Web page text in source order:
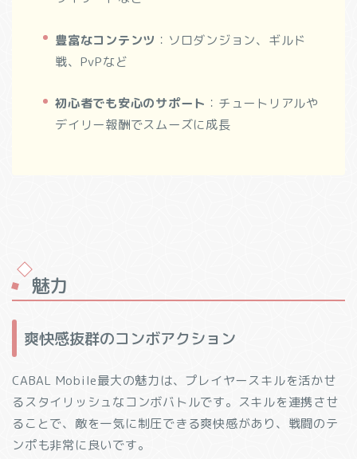
豊富なコンテンツ ：ソロダンジョン、ギルド
戦、PvPなど
初心者でも安心のサポート ：チュートリアルや
デイリー報酬でスムーズに成長
魅力
爽快感抜群のコンボアクション
CABAL Mobile最大の魅力は、プレイヤースキルを活かせ
るスタイリッシュなコンボバトルです。スキルを連携させ
ることで、敵を一気に制圧できる爽快感があり、戦闘のテ
ンポも非常に良いです。